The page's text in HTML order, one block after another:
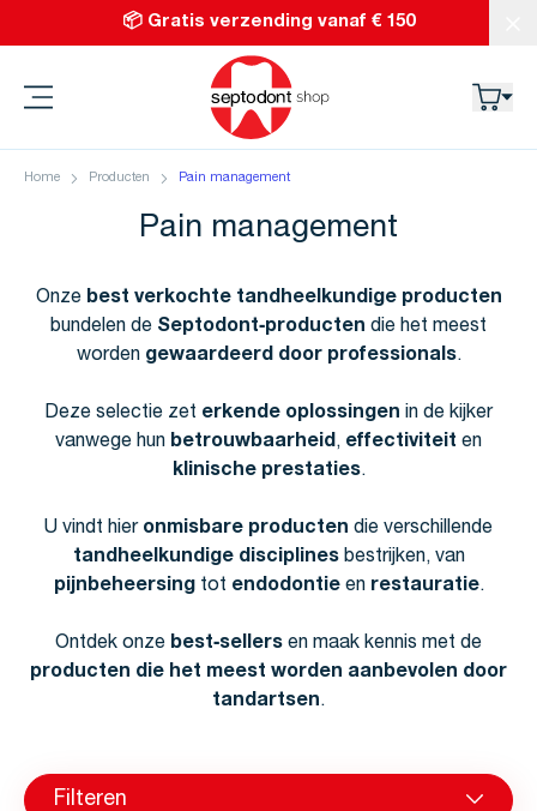
Ga naar de inhoud📦 Gratis verzending vanaf € 150
Septodont
Home Producten Pain management
Pain management
Onze best verkochte tandheelkundige producten
bundelen de Septodont‑producten die het meest
worden gewaardeerd door professionals.
Deze selectie zet erkende oplossingen in de kijker
vanwege hun betrouwbaarheid, effectiviteit en
klinische prestaties.
U vindt hier onmisbare producten die verschillende
tandheelkundige disciplinesbestrijken, van
pijnbeheersingtot endodontieen restauratie.
Ontdek onze best‑sellers en maak kennis met de
producten die het meest worden aanbevolen door
tandartsen.
Filteren